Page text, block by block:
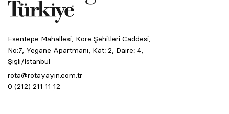
Esentepe Mahallesi, Kore Şehitleri Caddesi,
No:7, Yegane Apartmanı, Kat: 2, Daire: 4,
Şişli/İstanbul
rota@rotayayin.com.tr
0 (212) 211 11 12